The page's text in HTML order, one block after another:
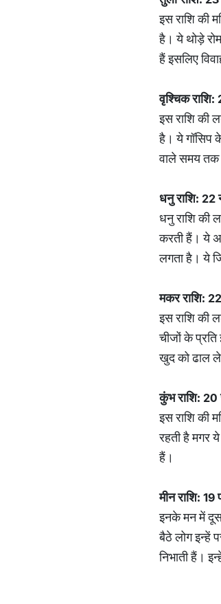
इस राशि की
है। ये थोड़े
हैं इसलिए
वृश्चिक
इस राशि की
है। ये गॉसिप
वाले समय तक
धनु राशि: 22
धनु राशि की
करती हैं। ये
लगता है। ये
मकर राशि:
इस राशि की
चीजों के
खुद को ढाल
कुंभ राशि: 20
इस राशि की
रहती है मगर
हैं।
मीन राशि: 19
इनके मन में
बैठे लोग इन्हें
निभाती हैं।